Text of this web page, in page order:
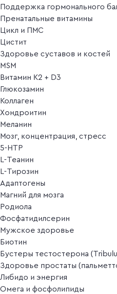
Поддержка гормонального
Пренатальные витамины
Цикл и ПМС
Цистит
Здоровье суставов и костей
MSM
Витамин K2 + D3
Глюкозамин
Коллаген
Хондроитин
Меланин
Мозг, концентрация, стресс
5-HTP
L-Теанин
L-Тирозин
Адаптогены
Магний для мозга
Родиола
Фосфатидилсерин
Мужское здоровье
Биотин
Бустеры тестостерона
Здоровье простаты
Либидо и энергия
Омега и фосфолипиды